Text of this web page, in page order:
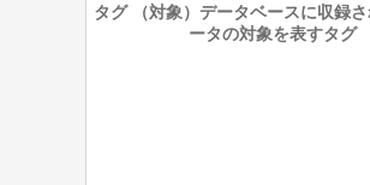
タグ （対象） データベースに収録
ータの対象を表すタグ